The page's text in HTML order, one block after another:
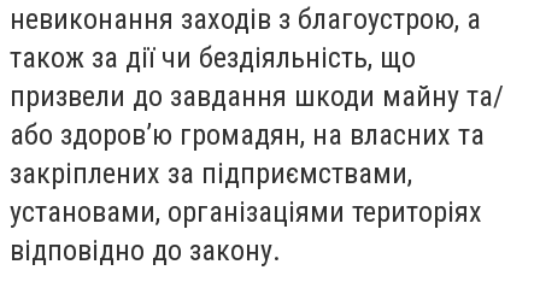
невиконання заходів з благоустрою, а
також за дії чи бездіяльність, що
призвели до завдання шкоди майну та/
або здоров’ю громадян, на власних та
закріплених за підприємствами,
установами, організаціями територіях
відповідно до закону.